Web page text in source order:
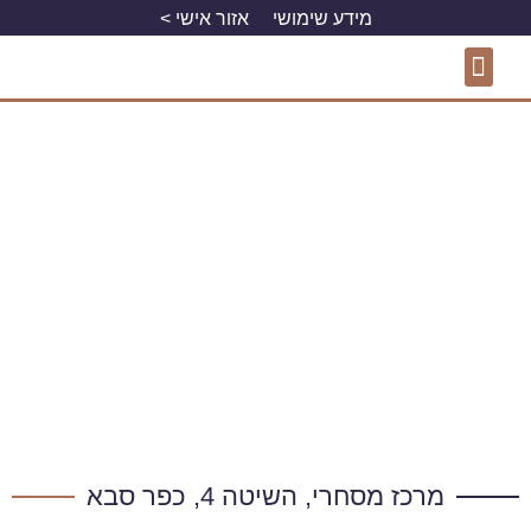
מידע שימושי אזור אישי >
מרכז מסחרי, השיטה 4, כפר סבא